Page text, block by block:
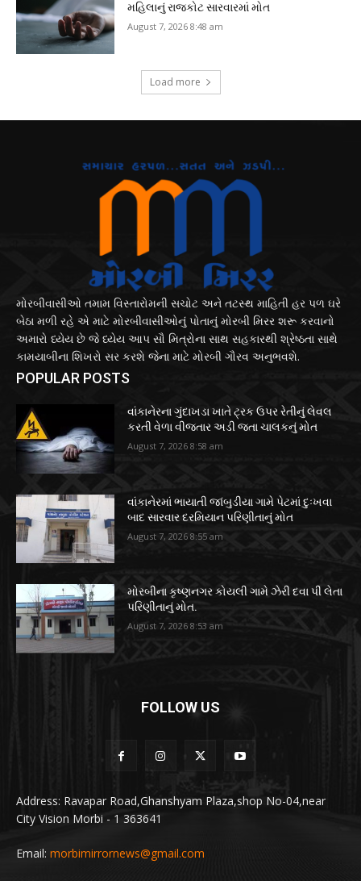
મહિલાનું રાજકોટ સારવારમાં મોત
August 7, 2026 8:48 am
Load more
મોરબીવાસીઓ તમામ વિસ્તારોમની સચોટ અને તટસ્થ માહિતી હર પળ ઘરે
બેઠા મળી રહે એ માટે મોરબીવાસીઓનું પોતાનું મોરબી મિરર શરૂ કરવાનો
અમારો ધ્યેય છે જે ધ્યેય આપ સૌ મિત્રોના સાથ સહકારથી શ્રેષ્ઠતા સાથે
કામયાબીના શિખરો સર કરશે જેના માટે મોરબી ગૌરવ અનુભવશે.
POPULAR POSTS
વાંકાનેરના ગુંદાખડા ખાતે ટ્રક ઉપર રેતીનું લેવલ
કરતી વેળા વીજતાર અડી જતા ચાલકનું મોત
August 7, 2026 8:58 am
વાંકાનેરમાં ભાયાતી જાંબુડીયા ગામે પેટમાં દુઃખવા
બાદ સારવાર દરમિયાન પરિણીતાનું મોત
August 7, 2026 8:55 am
મોરબીના કૃષ્ણનગર કોયલી ગામે ઝેરી દવા પી લેતા
પરિણીતાનું મોત.
August 7, 2026 8:53 am
FOLLOW US
Address: Ravapar Road,Ghanshyam Plaza,shop No-04,near
City Vision Morbi - 1 363641
Email: morbimirrornews@gmail.com